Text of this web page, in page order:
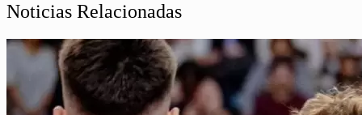
Noticias Relacionadas